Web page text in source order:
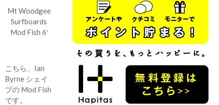
Mt Woodgee
Surfboards
Mod Fish 6′
こちら、Ian
Byrne シェイ
プの Mod Fish
です。